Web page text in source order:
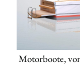
Motorboote,